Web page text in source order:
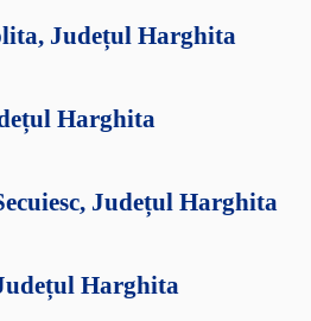
Județul Harghita
Harghita
Județul Harghita
Harghita